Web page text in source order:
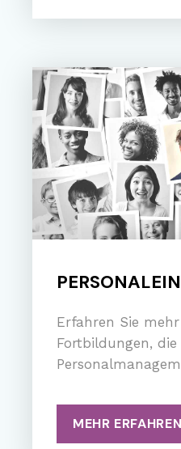
Erfahren Sie
Fortbildungen, die
MEHR ERFAHREN